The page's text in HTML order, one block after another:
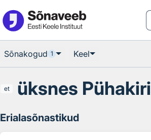
Sõnakogud 1 Keel
et üksnes Pühakiri
Erialasõnastikud